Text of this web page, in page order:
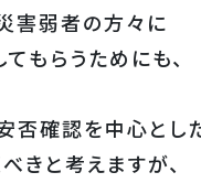
害弱者の方々に
もらうためにも、
確認を中心とし
きと考えますが、